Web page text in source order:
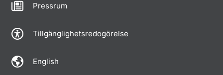
Pressrum
Tillgänglighetsredogörelse
English